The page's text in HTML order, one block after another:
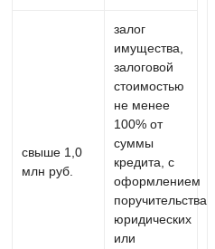
свыше 1,0
млн руб.
залог
имущества,
залоговой
стоимостью
не менее
100% от
суммы
кредита , с
оформлением
поручительства
юридических
или